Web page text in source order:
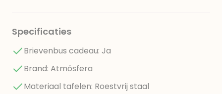
Specificaties
Brievenbus cadeau: Ja
Brand: Atmósfera
Materiaal tafelen: Roestvrij staal